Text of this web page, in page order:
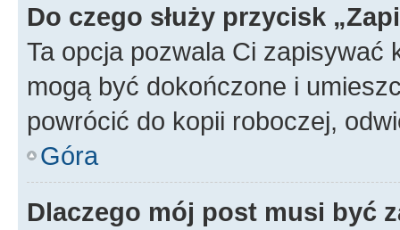
Do czego służy przycisk
Ta opcja pozwala Ci zapisywać
mogą być dokończone i
powrócić do kopii roboczej,
Góra
Dlaczego mój post musi być